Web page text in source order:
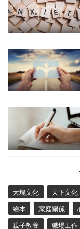
大塊文化 天下文化
繪本 家庭關係
親子教養 職場工作